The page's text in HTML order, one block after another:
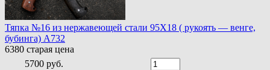
Тяпка №16 из нержавеющей стали 95Х18 ( рукоять — венге,
бубинга) A732
6380 старая цена
5700 руб.